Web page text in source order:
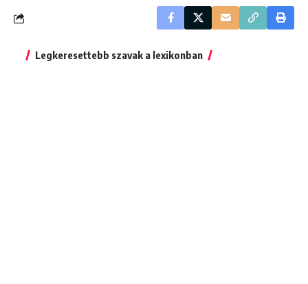
Legkeresettebb szavak a lexikonban